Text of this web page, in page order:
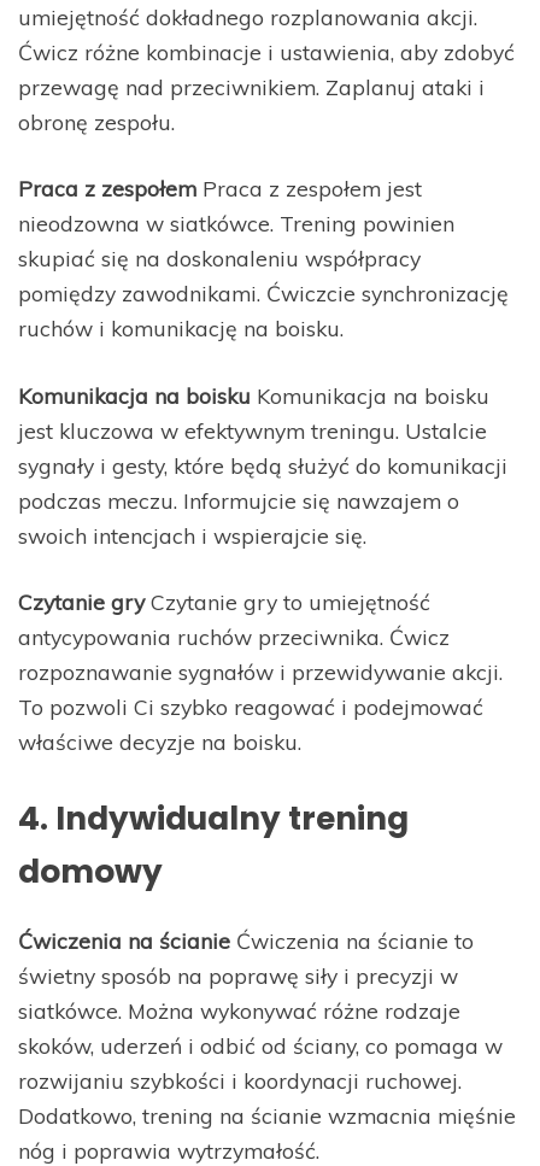
umiejętność dokładnego rozplanowania akcji.
Ćwicz różne kombinacje i ustawienia, aby zdobyć
przewagę nad przeciwnikiem. Zaplanuj ataki i
obronę zespołu.
Praca z zespołem Praca z zespołem jest
nieodzowna w siatkówce. Trening powinien
skupiać się na doskonaleniu współpracy
pomiędzy zawodnikami. Ćwiczcie synchronizację
ruchów i komunikację na boisku.
Komunikacja na boisku Komunikacja na boisku
jest kluczowa w efektywnym treningu. Ustalcie
sygnały i gesty, które będą służyć do komunikacji
podczas meczu. Informujcie się nawzajem o
swoich intencjach i wspierajcie się.
Czytanie gryCzytanie gry to umiejętność
antycypowania ruchów przeciwnika. Ćwicz
rozpoznawanie sygnałów i przewidywanie akcji.
To pozwoli Ci szybko reagować i podejmować
właściwe decyzje na boisku.
4. Indywidualny trening
domowy
Ćwiczenia na ścianie Ćwiczenia na ścianie to
świetny sposób na poprawę siły i precyzji w
siatkówce. Można wykonywać różne rodzaje
skoków, uderzeń i odbić od ściany, co pomaga w
rozwijaniu szybkości i koordynacji ruchowej.
Dodatkowo, trening na ścianie wzmacnia mięśnie
nóg i poprawia wytrzymałość.